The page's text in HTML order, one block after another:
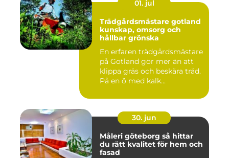
01. jul
Trädgårdsmästare gotland
kunskap, omsorg och
hållbar grönska
En erfaren trädgårdsmästare
på Gotland gör mer än att
klippa gräs och beskära träd.
På en ö med kalk...
30. jun
Måleri göteborg så hittar
du rätt kvalitet för hem och
fasad